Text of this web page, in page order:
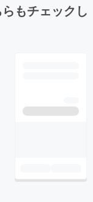
もチェックし